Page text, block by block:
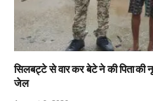
सिलबट्टे से वार कर बेटे ने की पिता
जेल